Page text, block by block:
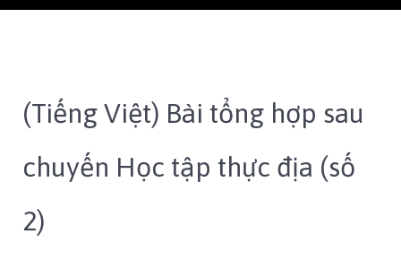
(Tiếng Việt) Bài tổng hợp sau
chuyến Học tập thực địa (số
2)